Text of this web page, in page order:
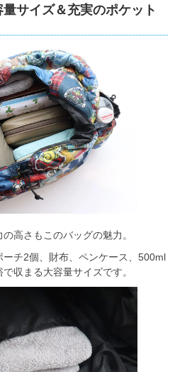
サイズ＆充実のポケット
高さもこのバッグの魅力。
チ2個、財布、ペンケース、500ml
収まる大容量サイズです。